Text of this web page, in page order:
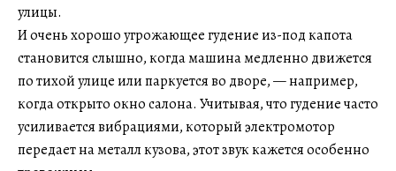
улицы.
И очень хорошо угрожающее гудение из-под капота
становится слышно, когда машина медленно движется
по тихой улице или паркуется во дворе, — например,
когда открыто окно салона. Учитывая, что гудение часто
усиливается вибрациями, который электромотор
передает на металл кузова, этот звук кажется особенно